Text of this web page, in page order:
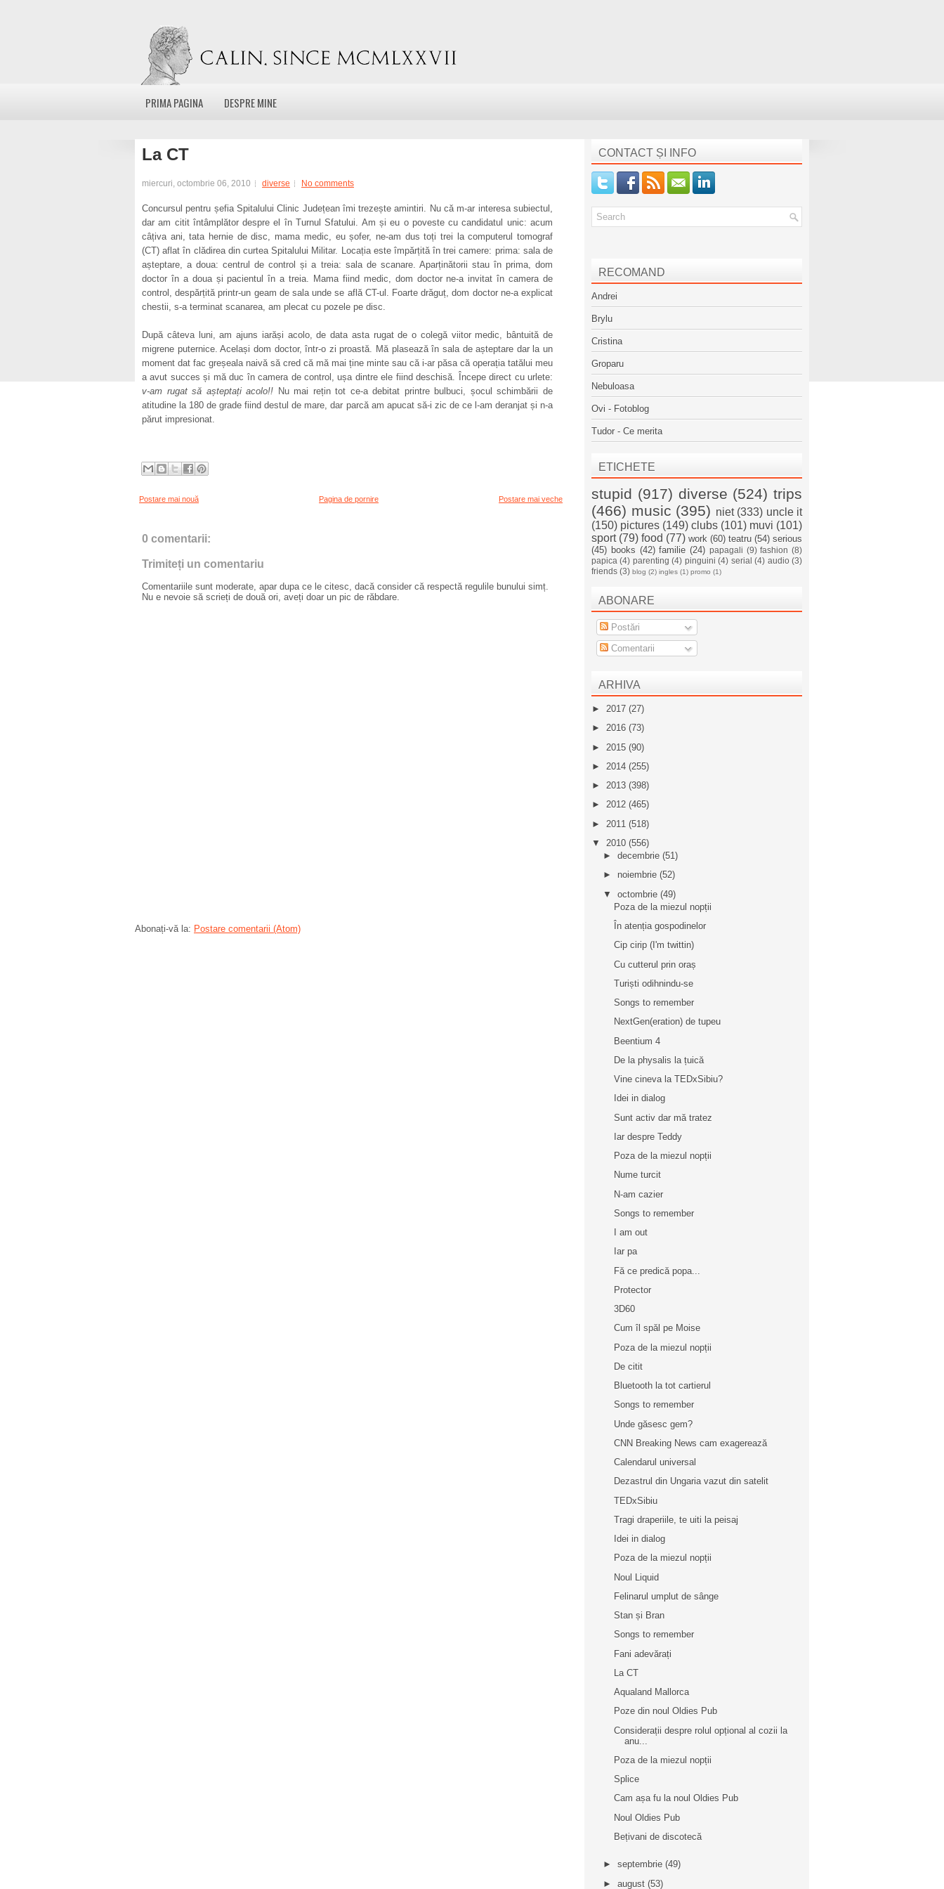
PRIMA PAGINA DESPRE MINE
La CT
miercuri, octombrie 06, 2010 diverse No comments
Concursul pentru șefia Spitalului Clinic Județean îmi trezește amintiri. Nu că m-ar interesa subiectul,
dar am citit întâmplător despre el în Turnul Sfatului. Am și eu o poveste cu candidatul unic: acum
câțiva ani, tata hernie de disc, mama medic, eu șofer, ne-am dus toți trei la computerul tomograf
(CT) aflat în clădirea din curtea Spitalului Militar. Locația este împărțită în trei camere: prima: sala de
așteptare, a doua: centrul de control și a treia: sala de scanare. Aparținătorii stau în prima, dom
doctor în a doua și pacientul în a treia. Mama fiind medic, dom doctor ne-a invitat în camera de
control, despărțită printr-un geam de sala unde se află CT-ul. Foarte drăguț, dom doctor ne-a explicat
chestii, s-a terminat scanarea, am plecat cu pozele pe disc.
După câteva luni, am ajuns iarăși acolo, de data asta rugat de o colegă viitor medic, bântuită de
migrene puternice. Același dom doctor, într-o zi proastă. Mă plasează în sala de așteptare dar la un
moment dat fac greșeala naivă să cred că mă mai ține minte sau că i-ar păsa că operația tatălui meu
a avut succes și mă duc în camera de control, ușa dintre ele fiind deschisă. Începe direct cu urlete:
v-am rugat să așteptați acolo!! Nu mai rețin tot ce-a debitat printre bulbuci, șocul schimbării de
atitudine la 180 de grade fiind destul de mare, dar parcă am apucat să-i zic de ce l-am deranjat și n-a
părut impresionat.
Postare mai nouă Postare mai veche
Pagina de pornire
0 comentarii:
Trimiteți un comentariu
Comentariile sunt moderate, apar dupa ce le citesc, dacă consider că respectă regulile bunului simț.
Nu e nevoie să scrieți de două ori, aveți doar un pic de răbdare.
Abonați-vă la: Postare comentarii (Atom)
CONTACT ȘI INFO
RECOMAND
Andrei
Brylu
Cristina
Groparu
Nebuloasa
Ovi - Fotoblog
Tudor - Ce merita
ETICHETE
stupid (917) diverse (524) trips
(466) music (395) niet (333) uncle it
(150) pictures (149) clubs (101) muvi (101)
sport (79) food (77) work (60) teatru (54) serious
(45) books (42) familie (24) papagali (9) fashion (8)
papica (4) parenting (4) pinguini (4) serial (4) audio (3)
friends (3) blog (2) ingles (1) promo (1)
ABONARE
Postări
Comentarii
ARHIVA
► 2017 (27)
► 2016 (73)
► 2015 (90)
► 2014 (255)
► 2013 (398)
► 2012 (465)
► 2011 (518)
▼ 2010 (556)
► decembrie (51)
► noiembrie (52)
▼ octombrie (49)
Poza de la miezul nopții
În atenția gospodinelor
Cip cirip (I'm twittin)
Cu cutterul prin oraș
Turiști odihnindu-se
Songs to remember
NextGen(eration) de tupeu
Beentium 4
De la physalis la țuică
Vine cineva la TEDxSibiu?
Idei in dialog
Sunt activ dar mă tratez
Iar despre Teddy
Poza de la miezul nopții
Nume turcit
N-am cazier
Songs to remember
I am out
Iar pa
Fă ce predică popa...
Protector
3D60
Cum îl spăl pe Moise
Poza de la miezul nopții
De citit
Bluetooth la tot cartierul
Songs to remember
Unde găsesc gem?
CNN Breaking News cam exagerează
Calendarul universal
Dezastrul din Ungaria vazut din satelit
TEDxSibiu
Tragi draperiile, te uiti la peisaj
Idei in dialog
Poza de la miezul nopții
Noul Liquid
Felinarul umplut de sânge
Stan și Bran
Songs to remember
Fani adevărați
La CT
Aqualand Mallorca
Poze din noul Oldies Pub
Considerații despre rolul opțional al cozii la
anu...
Poza de la miezul nopții
Splice
Cam așa fu la noul Oldies Pub
Noul Oldies Pub
Bețivani de discotecă
► septembrie (49)
► august (53)